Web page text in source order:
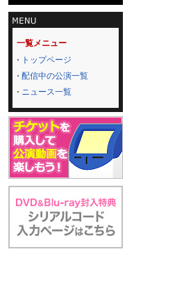
一覧メニュー
トップページ
配信中の公演一覧
ニュース一覧